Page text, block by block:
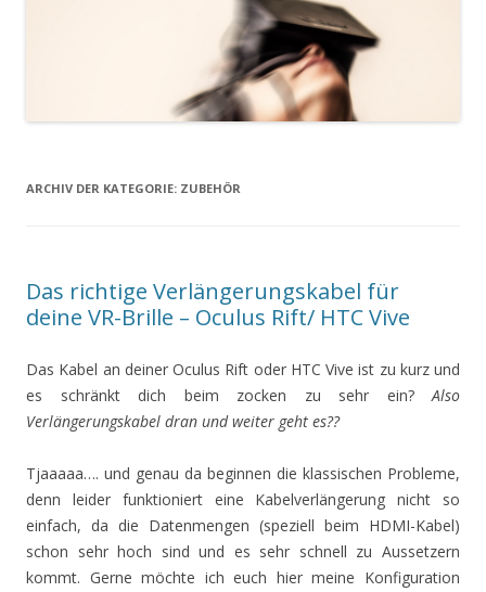
ARCHIV DER KATEGORIE: ZUBEHÖR
Das richtige Verlängerungskabel für
deine VR-Brille – Oculus Rift/ HTC Vive
Das Kabel an deiner Oculus Rift oder HTC Vive ist zu kurz und
es schränkt dich beim zocken zu sehr ein?Also
Verlängerungskabel dran und weiter geht es??
Tjaaaaa…. und genau da beginnen die klassischen Probleme,
denn leider funktioniert eine Kabelverlängerung nicht so
einfach, da die Datenmengen (speziell beim HDMI-Kabel)
schon sehr hoch sind und es sehr schnell zu Aussetzern
kommt. Gerne möchte ich euch hier meine Konfiguration